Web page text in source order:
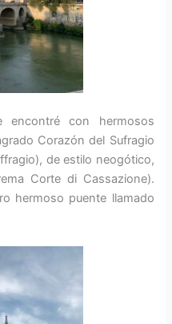
con hermosos
Corazón del Sufragio
de estilo neogótico,
Corte di Cassazione).
hermoso puente llamado